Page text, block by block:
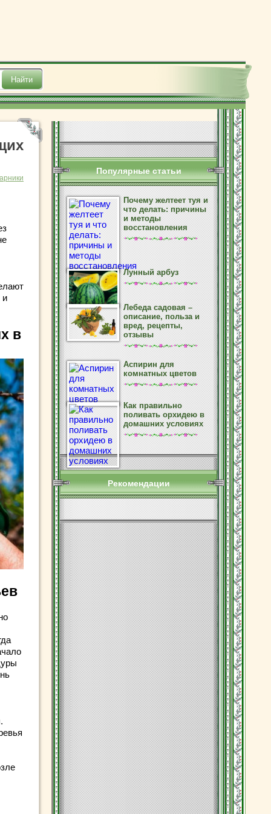
и
в
Популярные статьи
Почему желтеет туя и
что делать: причины
и методы
восстановления
Лунный арбуз
Лебеда садовая –
описание, польза и
вред, рецепты,
отзывы
Аспирин для
комнатных цветов
Как правильно
поливать орхидею в
домашних условиях
Рекомендации